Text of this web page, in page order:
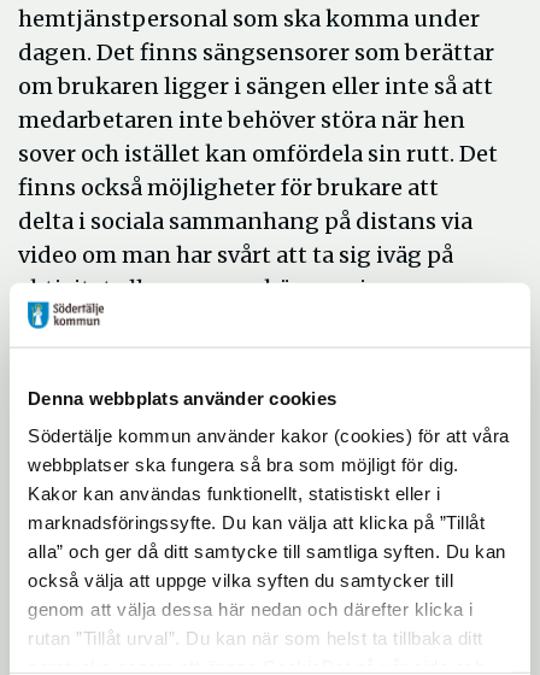
Denna webbplats använder cookies
Södertälje kommun använder kakor (cookies) för att våra
webbplatser ska fungera så bra som möjligt för dig.
Kakor kan användas funktionellt, statistiskt eller i
marknadsföringssyfte. Du kan välja att klicka på ”Tillåt
alla” och ger då ditt samtycke till samtliga syften. Du kan
också välja att uppge vilka syften du samtycker till
genom att välja dessa här nedan och därefter klicka i
rutan ”Tillåt urval”. Du kan när som helst ta tillbaka ditt
hemtjänstpersonal som ska komma under
dagen. Det finns sängsensorer som berättar
om brukaren ligger i sängen eller inte så att
medarbetaren inte behöver störa när hen
sover och istället kan omfördela sin rutt. Det
finns också möjligheter för brukare att
delta i sociala sammanhang på distans via
video om man har svårt att ta sig iväg på
aktivitet eller om man känner sig
sjuk,något som anhörigstöd arbetar med
nu.
- För medarbetare inom vård och omsorg
kan digitala verktyg stötta i det dagliga
arbetet genom att påminna om läkemedel,
aktiviteter eller planerade resor eller
minska antalet administrativa uppgifter.
Det går att ge råd på distans och låta en
undersköterska lägga om ett sår.
- Digital teknik gör det också möjligt att bli